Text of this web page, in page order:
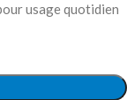
usage quotidien